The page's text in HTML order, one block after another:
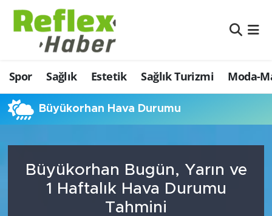
Spor Sağlık Estetik Sağlık Turizmi Moda-
Büyükorhan Hava Durumu
Büyükorhan Bugün, Yarın ve
1 Haftalık Hava Durumu
Tahmini
Eğitim
Estetik
Firmalardan
İş ve Ekonomi
Moda-Magazin-Eğlence
Nöbetçi Eczaneler
Hava Durumu
Namaz Vakitleri
Şampiyonlar Ligi Puan Durumu ve Fikstür
Tüm Manşetler